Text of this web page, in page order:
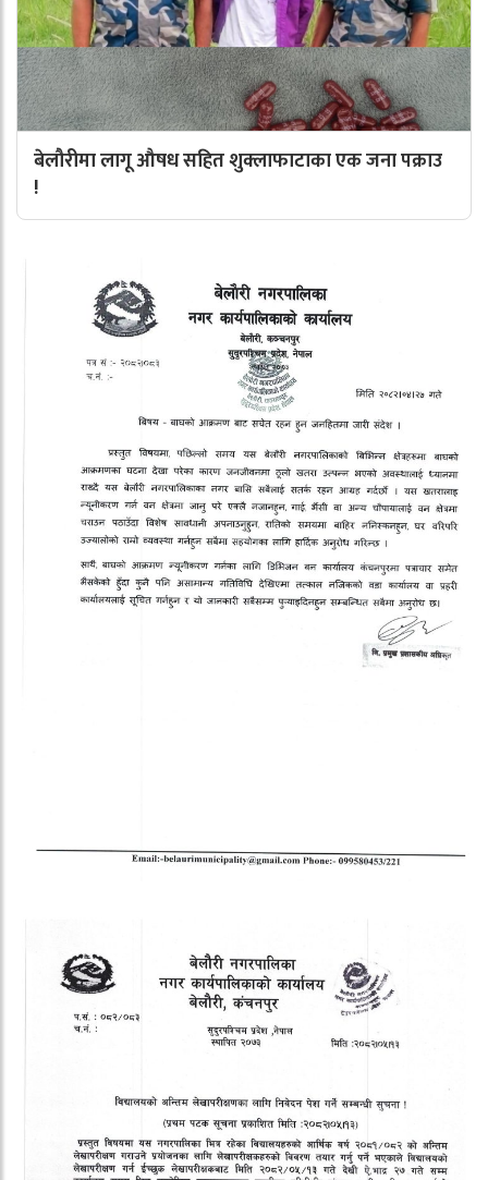
बेलौरीमा लागू औषध सहित शुक्लाफाटाका एक जना पक्राउ
!